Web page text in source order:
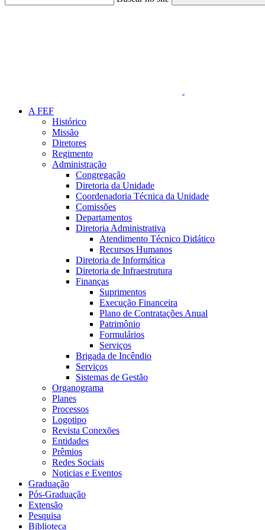
A FEF
Histórico
Missão
Diretores
Regimento
Administração
Congregação
Diretoria da Unidade
Coordenadoria Técnica da Unidade
Comissões
Departamentos
Diretoria Administrativa
Atendimento Técnico Didático
Recursos Humanos
Diretoria de Informática
Diretoria de Infraestrutura
Finanças
Suprimentos
Execução Financeira
Plano de Contratações Anual
Patrimônio
Formulários
Serviços
Brigada de Incêndio
Serviços
Sistemas de Gestão
Organograma
Planes
Processos
Logotipo
Revista Conexões
Entidades
Prêmios
Redes Sociais
Noticias e Eventos
Graduação
Pós-Graduação
Extensão
Pesquisa
Biblioteca